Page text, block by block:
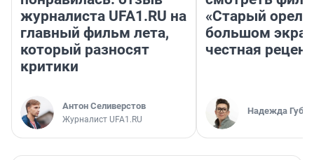
журналиста UFA1.RU на
главный фильм лета,
который разносят
критики
Антон Селиверстов
Журналист UFA1.RU
«Старый орел»
большом
честная
Надежда